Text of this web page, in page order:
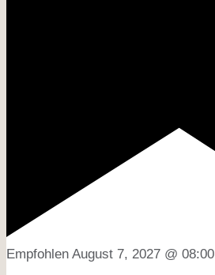
Empfohlen August 7, 2027 @ 08:00